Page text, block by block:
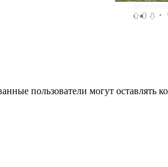
0
пользователи могут оставлять